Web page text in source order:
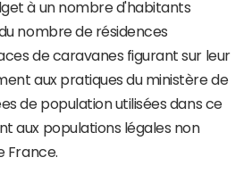
à un nombre d'habitants
nombre de résidences
de caravanes figurant sur leur
aux pratiques du ministère de
de population utilisées dans ce
aux populations légales non
France.